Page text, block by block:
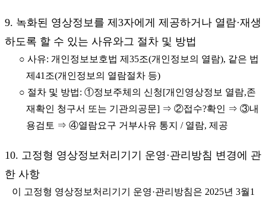
9. 녹화된 영상정보를 제3자에게 제공하거나 열람·재생
하도록 할 수 있는 사유와그 절차 및 방법
○ 사유: 개인정보보호법 제35조(개인정보의 열람), 같은 법
제41조(개인정보의 열람절차 등)
○ 절차 및 방법: ①정보주체의 신청[개인영상정보 열람,존
재확인 청구서 또는 기관의공문] ⇒ ②접수?확인 ⇒ ③내
용검토 ⇒ ④열람요구 거부사유 통지 / 열람, 제공
10. 고정형 영상정보처리기기 운영·관리방침 변경에 관
한 사항
이 고정형 영상정보처리기기 운영·관리방침은 2025년 3월1